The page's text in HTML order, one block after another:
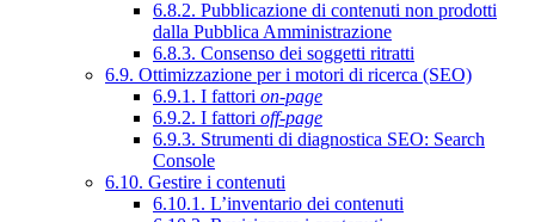
6.8.2. Pubblicazione di contenuti non prodotti
dalla Pubblica Amministrazione
6.8.3. Consenso dei soggetti ritratti
6.9. Ottimizzazione per i motori di ricerca (SEO)
6.9.1. I fattori on-page
6.9.2. I fattori off-page
6.9.3. Strumenti di diagnostica SEO: Search
Console
6.10. Gestire i contenuti
6.10.1. L’inventario dei contenuti